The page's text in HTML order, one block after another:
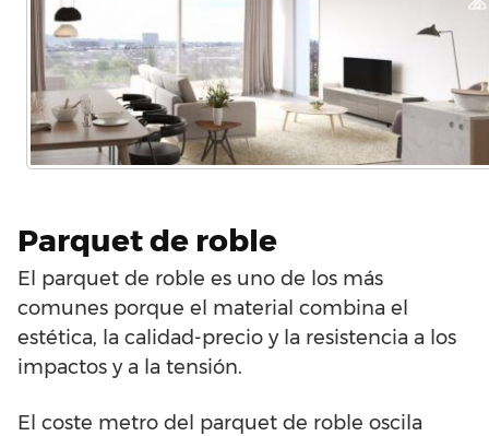
Parquet de roble
El parquet de roble es uno de los más
comunes porque el material combina el
estética, la calidad-precio y la resistencia a los
impactos y a la tensión.
El coste metro del parquet de roble oscila